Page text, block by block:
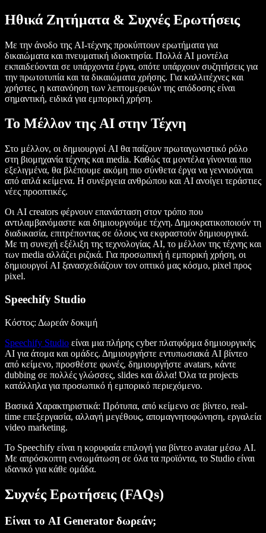
Ηθικά Ζητήματα & Συχνές Ερωτήσεις
Με την άνοδο της AI-τέχνης προκύπτουν ερωτήματα για
δικαιώματα και πνευματική ιδιοκτησία. Πολλά AI μοντέλα
εκπαιδεύονται σε υπάρχοντα έργα, οπότε υπάρχουν συζητήσεις για
την πρωτοτυπία και τα δικαιώματα χρήσης. Για καλλιτέχνες και
χρήστες, η κατανόηση των λεπτομερειών της απόδοσης είναι
σημαντική, ειδικά για εμπορική χρήση.
Το Μέλλον της AI στην Τέχνη
Στο μέλλον, οι δημιουργοί AI θα παίζουν πρωταγωνιστικό ρόλο
στη βιομηχανία τέχνης και media. Καθώς τα μοντέλα γίνονται πιο
εξελιγμένα, θα βλέπουμε ακόμη πιο σύνθετα έργα να γεννιούνται
από απλά κείμενα. Η συνέργεια ανθρώπου και AI ανοίγει τεράστιες
νέες προοπτικές.
Οι AI creators φέρνουν επανάσταση στον τρόπο που
αντιλαμβανόμαστε και δημιουργούμε τέχνη. Δημοκρατικοποιούν τη
διαδικασία, επιτρέποντας σε όλους να εκφραστούν δημιουργικά.
Με τη συνεχή εξέλιξη της τεχνολογίας AI, το μέλλον της τέχνης και
των media αλλάζει ριζικά. Για προσωπική ή εμπορική χρήση, οι
δημιουργοί AI ξανασχεδιάζουν τον οπτικό μας κόσμο, pixel προς
pixel.
Speechify Studio
Κόστος: Δωρεάν δοκιμή
Speechify Studio είναι μια πλήρης cyber πλατφόρμα δημιουργικής
AI για άτομα και ομάδες. Δημιουργήστε εντυπωσιακά AI βίντεο
από κείμενο, προσθέστε φωνές, δημιουργήστε avatars, κάντε
dubbing σε πολλές γλώσσες, slides και άλλα! Όλα τα projects
κατάλληλα για προσωπικό ή εμπορικό περιεχόμενο.
Βασικά Χαρακτηριστικά: Πρότυπα, από κείμενο σε βίντεο, real-
time επεξεργασία, αλλαγή μεγέθους, απομαγνητοφώνηση, εργαλεία
video marketing.
Το Speechify είναι η κορυφαία επιλογή για βίντεο avatar μέσω AI.
Με απρόσκοπτη ενσωμάτωση σε όλα τα προϊόντα, το Studio είναι
ιδανικό για κάθε ομάδα.
Συχνές Ερωτήσεις (FAQs)
Είναι το AI Generator δωρεάν;